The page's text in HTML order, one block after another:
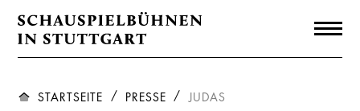
STARTSEITE PRESSE JUDAS